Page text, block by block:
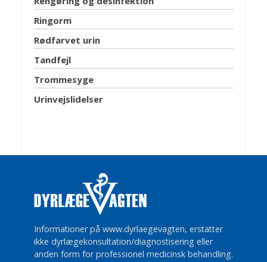
Ringorm
Rødfarvet urin
Tandfejl
Trommesyge
Urinvejslidelser
Informationer på www.dyrlaegevagten, erstatter
ikke dyrlægekonsultation/diagnostisering eller
anden form for professionel medicinsk behandling.